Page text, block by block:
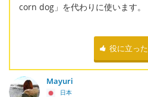
corn dog」を代わりに使います。
役に立った
Mayuri
日本